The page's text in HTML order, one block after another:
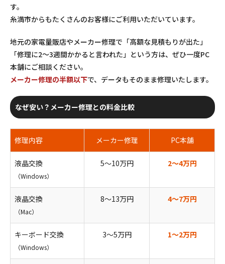
す。
糸満市からもたくさんのお客様にご利用いただいています。
地元の家電量販店やメーカー修理で「高額な見積もりが出た」
「修理に2〜3週間かかると言われた」という方は、ぜひ一度PC
本舗にご相談ください。
メーカー修理の半額以下で、データもそのまま修理いたします。
なぜ安い？メーカー修理との料金比較
修理内容 メーカー修理 PC本舗
液晶交換
（Windows）
5〜10万円 2〜4万円
液晶交換
（Mac）
8〜13万円 4〜7万円
キーボード交換
（Windows）
3〜5万円 1〜2万円